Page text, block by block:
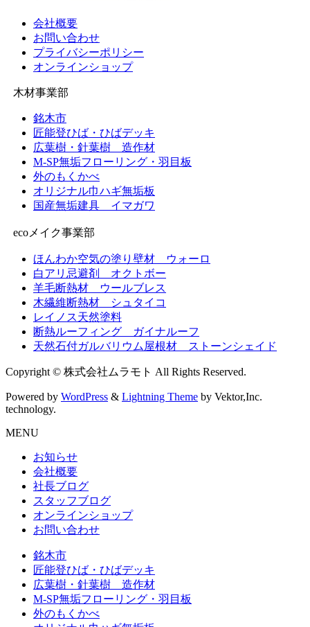
会社概要
お問い合わせ
プライバシーポリシー
オンラインショップ
木材事業部
銘木市
匠能登ひば・ひばデッキ
広葉樹・針葉樹 造作材
M-SP無垢フローリング・羽目板
外のもくかべ
オリジナル巾ハギ無垢板
国産無垢建具 イマガワ
ecoメイク事業部
ほんわか空気の塗り壁材 ウォーロ
白アリ忌避剤 オクトボー
羊毛断熱材 ウールブレス
木繊維断熱材 シュタイコ
レイノス天然塗料
断熱ルーフィング ガイナルーフ
天然石付ガルバリウム屋根材 ストーンシェイド
Copyright © 株式会社ムラモト All Rights Reserved.
Powered by WordPress & Lightning Theme by Vektor,Inc.
technology.
MENU
お知らせ
会社概要
社長ブログ
スタッフブログ
オンラインショップ
お問い合わせ
銘木市
匠能登ひば・ひばデッキ
広葉樹・針葉樹 造作材
M-SP無垢フローリング・羽目板
外のもくかべ